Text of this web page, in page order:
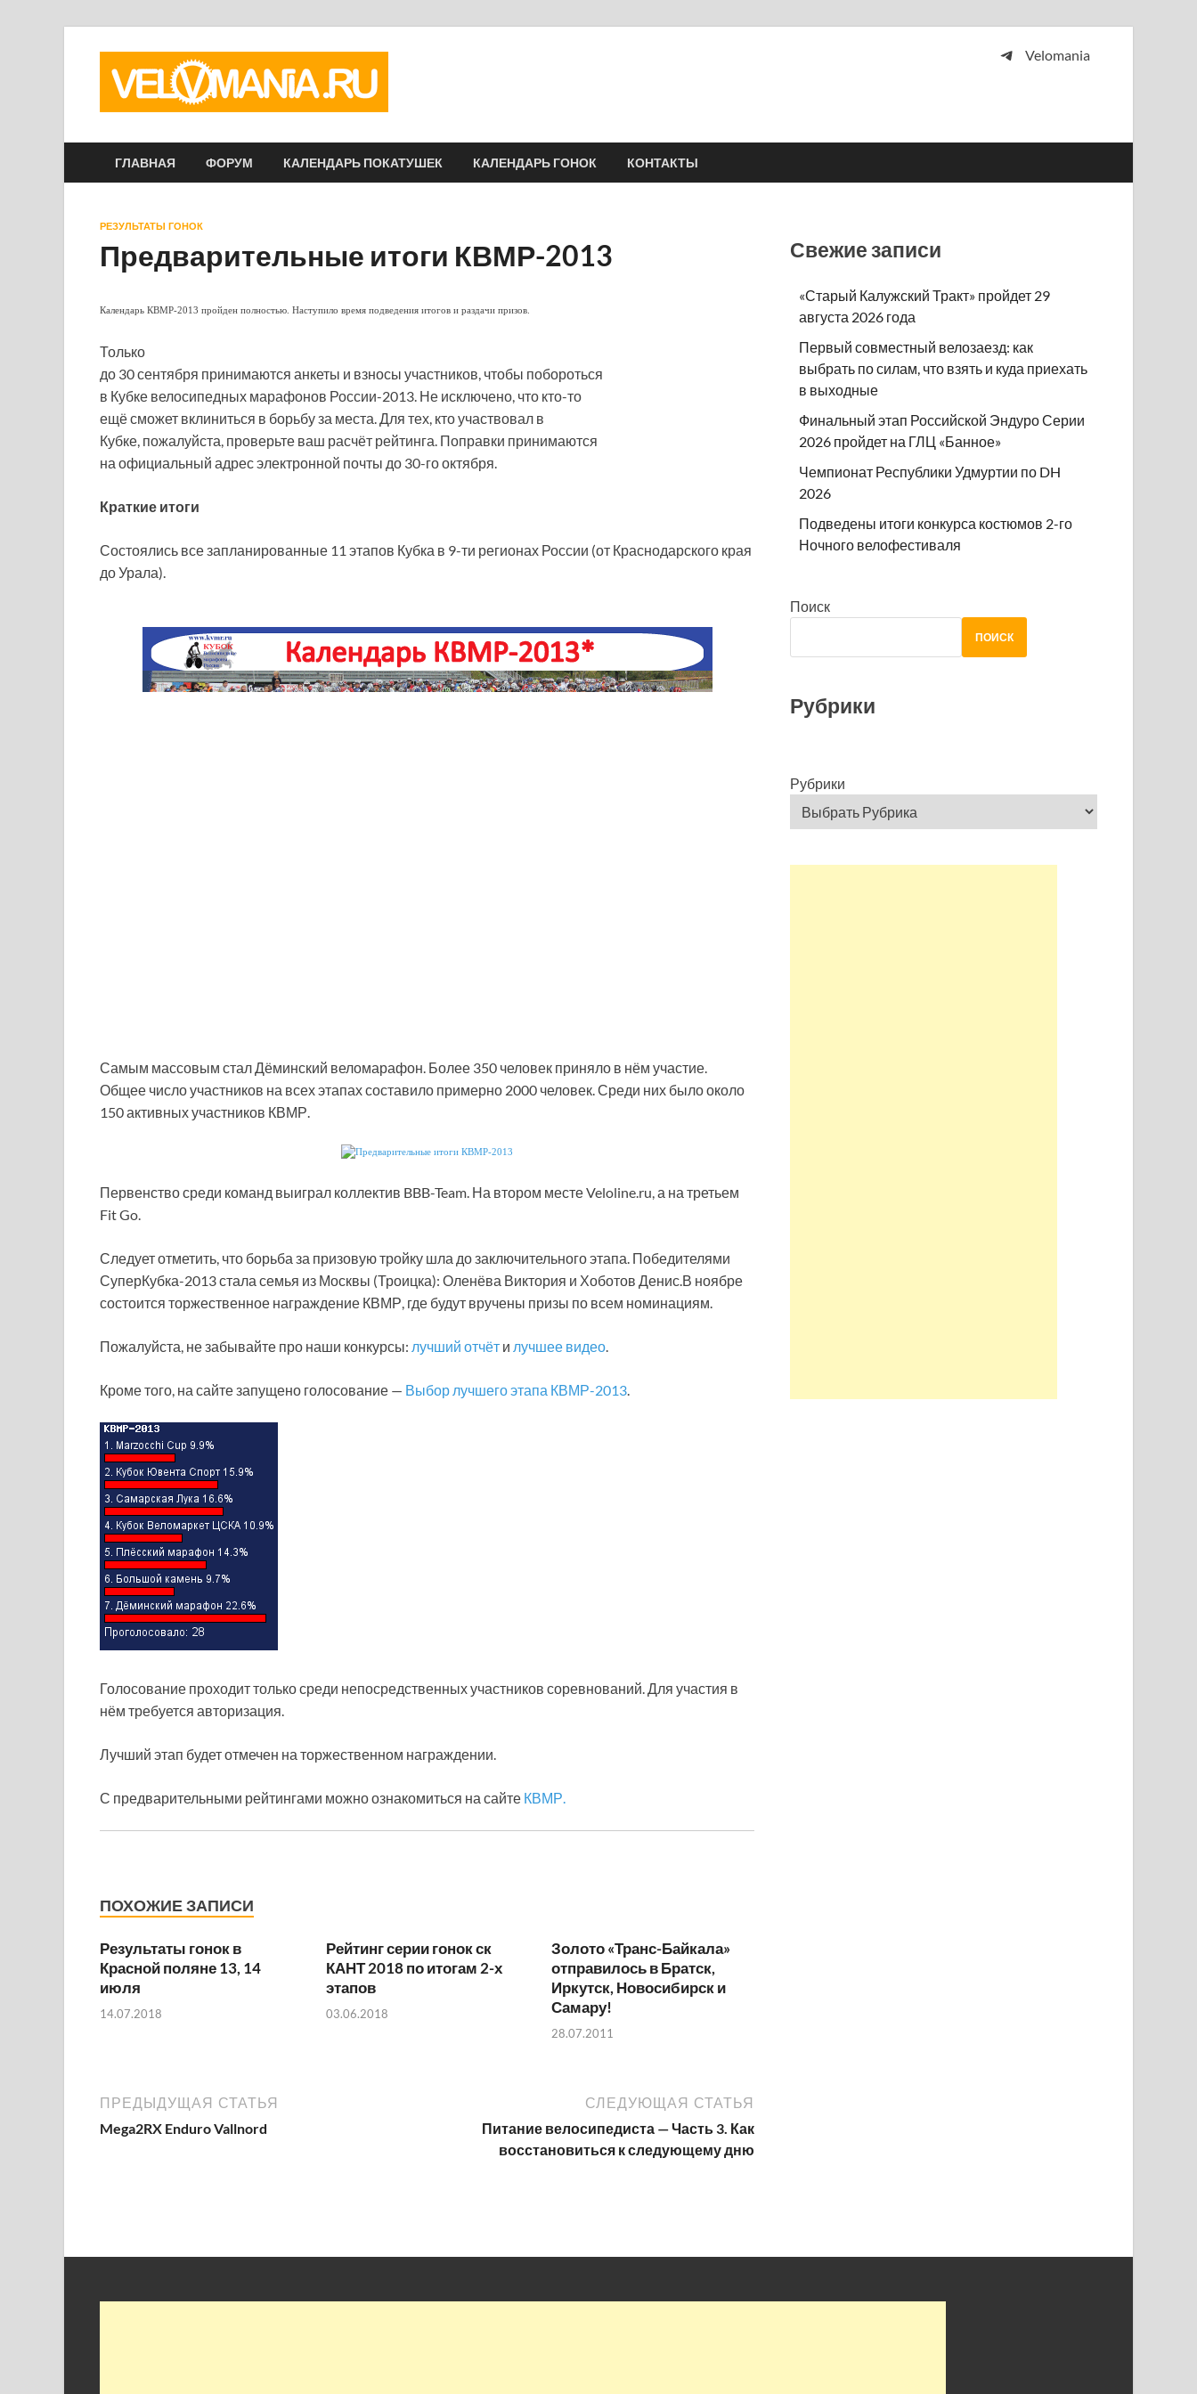
Velomania
ГЛАВНАЯ ФОРУМ КАЛЕНДАРЬ ПОКАТУШЕК КАЛЕНДАРЬ ГОНОК КОНТАКТЫ
РЕЗУЛЬТАТЫ ГОНОК
Предварительные итоги КВМР-2013
Календарь КВМР-2013 пройден полностью. Наступило время подведения итогов и раздачи призов.
Только
до 30 сентября принимаются анкеты и взносы участников, чтобы побороться
в Кубке велосипедных марафонов России-2013. Не исключено, что кто-то
ещё сможет вклиниться в борьбу за места. Для тех, кто участвовал в
Кубке, пожалуйста, проверьте ваш расчёт рейтинга. Поправки принимаются
на официальный адрес электронной почты до 30-го октября.
Краткие итоги
Состоялись все запланированные 11 этапов Кубка в 9-ти регионах России (от Краснодарского края
до Урала).
Самым массовым стал Дёминский веломарафон. Более 350 человек приняло в нём участие.
Общее число участников на всех этапах составило примерно 2000 человек. Среди них было около
150 активных участников КВМР.
Первенство среди команд выиграл коллектив BBB-Team. На втором месте Veloline.ru, а на третьем
Fit Go.
Следует отметить, что борьба за призовую тройку шла до заключительного этапа. Победителями
СуперКубка-2013 стала семья из Москвы (Троицка): Оленёва Виктория и Хоботов Денис.В ноябре
состоится торжественное награждение КВМР, где будут вручены призы по всем номинациям.
Пожалуйста, не забывайте про наши конкурсы: лучший отчёт и лучшее видео.
Кроме того, на сайте запущено голосование — Выбор лучшего этапа КВМР-2013.
Голосование проходит только среди непосредственных участников соревнований. Для участия в
нём требуется авторизация.
Лучший этап будет отмечен на торжественном награждении.
С предварительными рейтингами можно ознакомиться на сайте КВМР.
ПОХОЖИЕ ЗАПИСИ
Результаты гонок в
Красной поляне 13, 14
июля
14.07.2018
Рейтинг серии гонок ск
КАНТ 2018 по итогам 2-х
этапов
03.06.2018
Золото «Транс-Байкала»
отправилось в Братск,
Иркутск, Новосибирск и
Самару!
28.07.2011
ПРЕДЫДУЩАЯ СТАТЬЯ
Mega2RX Enduro Vallnord
СЛЕДУЮЩАЯ СТАТЬЯ
Питание велосипедиста — Часть 3. Как
восстановиться к следующему дню
Свежие записи
«Старый Калужский Тракт» пройдет 29
августа 2026 года
Первый совместный велозаезд: как
выбрать по силам, что взять и куда приехать
в выходные
Финальный этап Российской Эндуро Серии
2026 пройдет на ГЛЦ «Банное»
Чемпионат Республики Удмуртии по DH
2026
Подведены итоги конкурса костюмов 2-го
Ночного велофестиваля
Поиск
ПОИСК
Рубрики
Рубрики